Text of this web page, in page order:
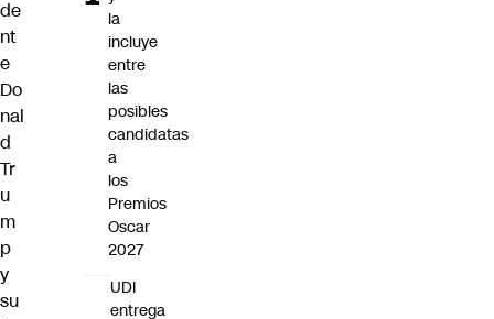
de
nt
e
Do
nal
d
Tr
u
m
p
y
su
la
incluye
entre
las
posibles
candidatas
a
los
Premios
Oscar
2027
UDI
entrega